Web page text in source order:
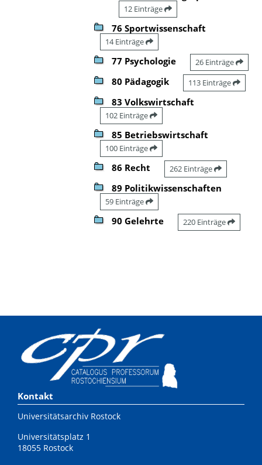
12 Einträge
76 Sportwissenschaft
14 Einträge
77 Psychologie 26 Einträge
80 Pädagogik 113 Einträge
83 Volkswirtschaft
102 Einträge
85 Betriebswirtschaft
100 Einträge
86 Recht 262 Einträge
89 Politikwissenschaften
59 Einträge
90 Gelehrte 220 Einträge
Kontakt
Universitätsarchiv Rostock
Universitätsplatz 1
18055 Rostock